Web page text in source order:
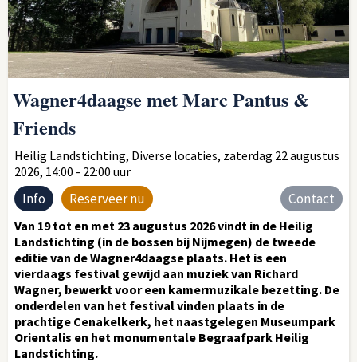
Wagner4daagse met Marc Pantus &
Friends
Heilig Landstichting, Diverse locaties, zaterdag 22 augustus
2026, 14:00 - 22:00 uur
Info Reserveer nu Contact
Van 19 tot en met 23 augustus 2026 vindt in de Heilig
Landstichting (in de bossen bij Nijmegen) de tweede
editie van de Wagner4daagse plaats. Het is een
vierdaags festival gewijd aan muziek van Richard
Wagner, bewerkt voor een kamermuzikale bezetting. De
onderdelen van het festival vinden plaats in de
prachtige Cenakelkerk, het naastgelegen Museumpark
Orientalis en het monumentale Begraafpark Heilig
Landstichting.